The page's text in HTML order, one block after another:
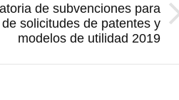
de subvenciones para
solicitudes de patentes y
modelos de utilidad 2019